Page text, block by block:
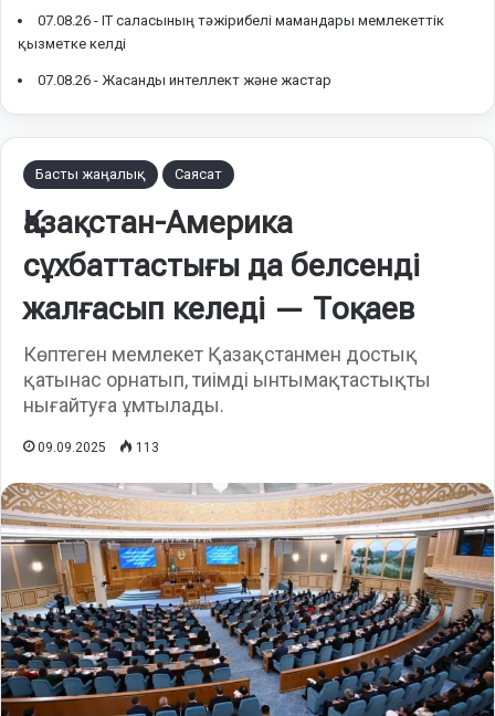
Басты жаңалық Саясат
Қазақстан-Америка
сұхбаттастығы да белсенді
жалғасып келеді — Тоқаев
Көптеген мемлекет Қазақстанмен достық
қатынас орнатып, тиімді ынтымақтастықты
нығайтуға ұмтылады.
09.09.2025 113
07.08.26 - IT саласының тәжірибелі мамандары мемлекеттік
қызметке келді
07.08.26 - Жасанды интеллект және жастар